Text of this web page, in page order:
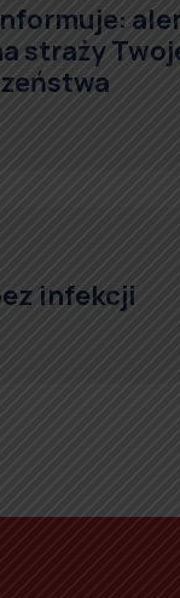
straży
infekcji